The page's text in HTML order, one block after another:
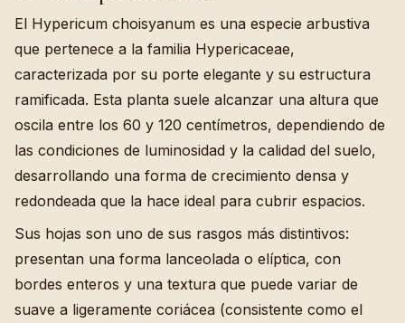
El Hypericum choisyanum es una especie arbustiva
que pertenece a la familia Hypericaceae,
caracterizada por su porte elegante y su estructura
ramificada. Esta planta suele alcanzar una altura que
oscila entre los 60 y 120 centímetros, dependiendo de
las condiciones de luminosidad y la calidad del suelo,
desarrollando una forma de crecimiento densa y
redondeada que la hace ideal para cubrir espacios.
Sus hojas son uno de sus rasgos más distintivos:
presentan una forma lanceolada o elíptica, con
bordes enteros y una textura que puede variar de
suave a ligeramente coriácea (consistente como el